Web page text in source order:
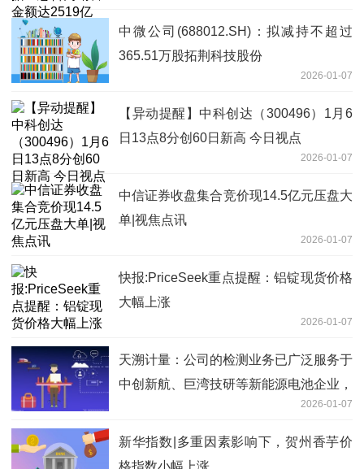
中微公司(688012.SH)：拟减持不超过
365.51万股拓荆科技股份
2026-01-07
【异动提醒】中科创达（300496）1月6
日13点8分创60日新高 今日视点
2026-01-07
中信证券收盘集合竞价现14.5亿元压盘大
单|视焦点讯
2026-01-07
快报:PriceSeek重点提醒：铝锭现货价格
大幅上涨
2026-01-07
天溯计量：公司的检测业务已广泛服务于
中创新航、巨湾技研等新能源电池企业，
2026-01-07
新华指数|多重因素影响下，贺州香芋价
格指数小幅上涨